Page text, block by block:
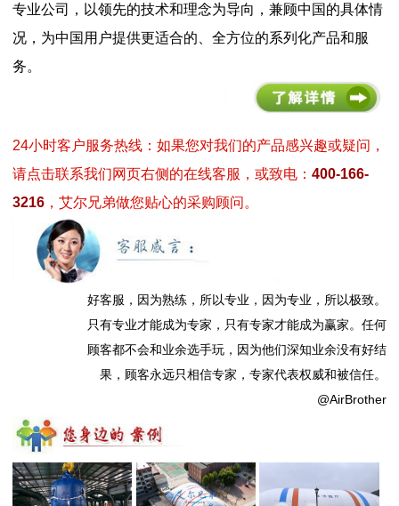
专业公司，以领先的技术和理念为导向，兼顾中国的具体情
况，为中国用户提供更适合的、全方位的系列化产品和服
务。
24小时客户服务热线：如果您对我们的产品感兴趣或疑问，
请点击联系我们网页右侧的在线客服，或致电： 400-166-
3216 ，艾尔兄弟做您贴心的采购顾问。
好客服，因为熟练，所以专业，因为专业，所以极致。
只有专业才能成为专家，只有专家才能成为赢家。任何
顾客都不会和业余选手玩，因为他们深知业余没有好结
果，顾客永远只相信专家，专家代表权威和被信任。
@AirBrother